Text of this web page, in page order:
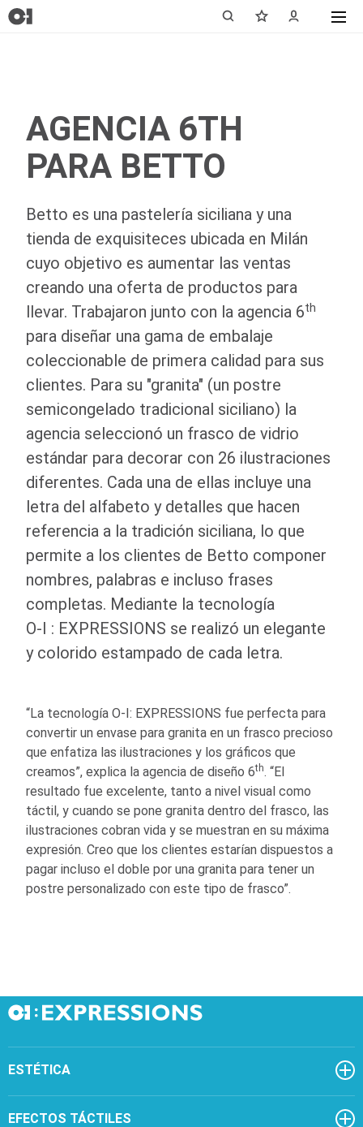
AGENCIA 6TH
PARA BETTO
Betto es una pastelería siciliana y una
tienda de exquisiteces ubicada en Milán
cuyo objetivo es aumentar las ventas
creando una oferta de productos para
llevar. Trabajaron junto con la agencia 6th
para diseñar una gama de embalaje
coleccionable de primera calidad para sus
clientes. Para su "granita" (un postre
semicongelado tradicional siciliano) la
agencia seleccionó un frasco de vidrio
estándar para decorar con 26 ilustraciones
diferentes. Cada una de ellas incluye una
letra del alfabeto y detalles que hacen
referencia a la tradición siciliana, lo que
permite a los clientes de Betto componer
nombres, palabras e incluso frases
completas. Mediante la tecnología
O-I : EXPRESSIONS se realizó un elegante
y colorido estampado de cada letra.
“La tecnologíaO-I: EXPRESSIONS fue perfecta para
convertir un envase para granita en un frasco precioso
que enfatiza las ilustraciones y los gráficos que
creamos”, explica la agencia de diseño 6th. “El
resultado fue excelente, tanto a nivel visual como
táctil, y cuando se pone granita dentro del frasco, las
ilustraciones cobran vida y se muestran en su máxima
expresión. Creo que los clientes estarían dispuestos a
pagar incluso el doble por una granita para tener un
postre personalizado con este tipo de frasco”.
ESTÉTICA
EFECTOS TÁCTILES